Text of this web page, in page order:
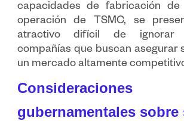
capacidades de fabricación
operación de TSMC, se
atractivo difícil de ignorar
compañías que buscan asegurar
un mercado altamente
Consideraciones
gubernamentales sobre